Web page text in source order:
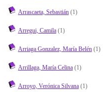
Arrascaeta, Sebastián(1)
Arregui, Camila(1)
Arriaga Gonzalez, María Belén(1)
Arrillaga, María Celina(1)
Arroyo, Verónica Silvana(1)